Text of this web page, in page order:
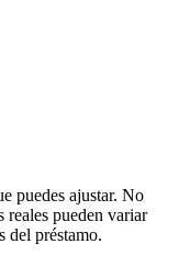
puedes ajustar. No
reales pueden variar
del préstamo.